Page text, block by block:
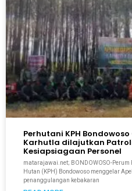
Perhutani KPH
Karhutla dilajutkan
Kesiapsiagaan Personel
matarajawai.net; BONDOWOSO-
Hutan (KPH) Bondowoso menggelar
penanggulangan kebakaran